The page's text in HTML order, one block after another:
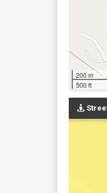
200 m
500 ft